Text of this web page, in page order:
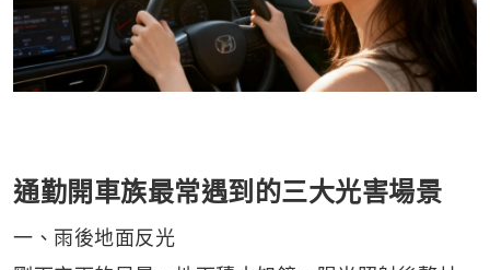
通勤開車族最常遇到的三大光害場景
一、雨後地面反光